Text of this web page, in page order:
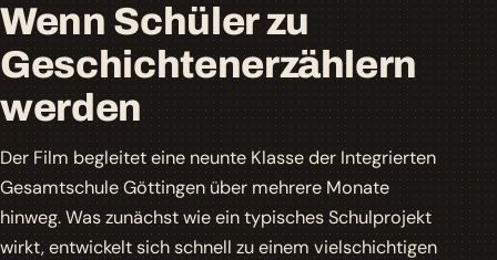
Wenn Schüler zu
Geschichtenerzählern
werden
Der Film begleitet eine neunte Klasse der Integrierten
Gesamtschule Göttingen über mehrere Monate
hinweg. Was zunächst wie ein typisches Schulprojekt
wirkt, entwickelt sich schnell zu einem vielschichtigen